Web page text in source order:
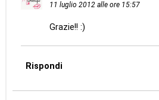
11 luglio 2012 alle ore 15:57
Grazie!! :)
Rispondi